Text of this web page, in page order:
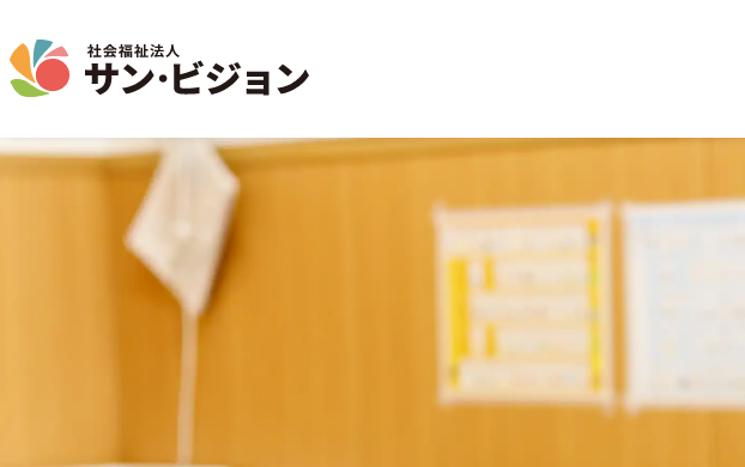
介護事業
保育事業
ジョイフル守山保育園 ジョイフルド
学童保育事業
サン・サンスクール
東山公園
法人について
法人概要 / 組織図
法人の取り組み
活動報告 ノーリフティ
お問い合わせ
お問い合わせ一覧
ボランティ